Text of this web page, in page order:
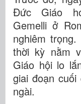
Đức Giáo
Gemelli ở
nghiêm
thời kỳ nằm
Giáo hội lo
giai đoạn
ngài.